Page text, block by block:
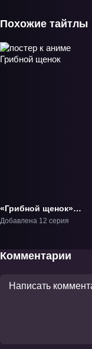
Похожие тайтлы
«Грибной щенок»
ТВ-1
Добавлена 12 серия
Комментарии